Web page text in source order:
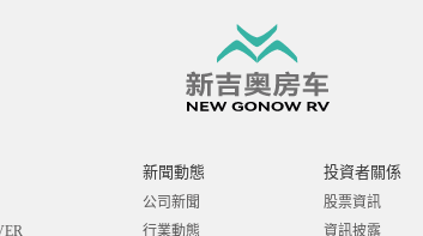
新聞動態
公司新聞
行業動態
投資者關係
股票資訊
資訊披露